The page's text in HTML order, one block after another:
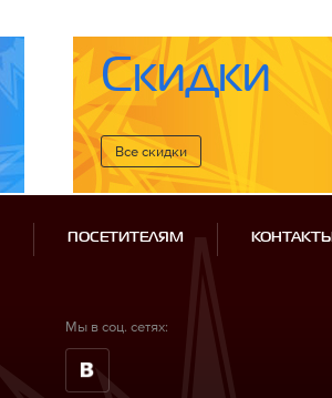
Скидки
Все cкидки
ПОСЕТИТЕЛЯМ КОНТАКТЫ
Мы в соц. сетях: